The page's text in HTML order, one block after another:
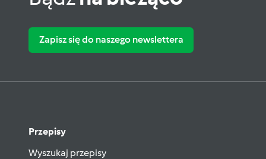
Zapisz się do naszego newslettera
Przepisy
Wyszukaj przepisy